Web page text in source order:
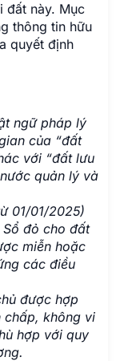
đất này. Mục
thông tin hữu
quyết định
ngữ pháp lý
của “đất
với “đất lưu
quản lý và
01/01/2025)
đỏ cho đất
miễn hoặc
các điều
được hợp
chấp, không vi
hợp với quy